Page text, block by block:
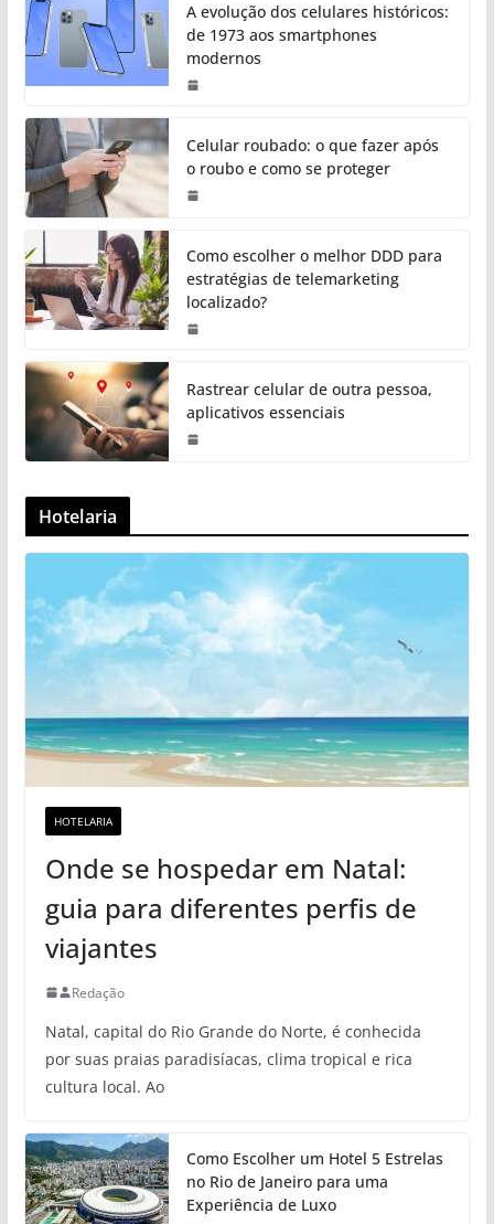
A evolução dos celulares históricos:
de 1973 aos smartphones
modernos
Celular roubado: o que fazer após
o roubo e como se proteger
Como escolher o melhor DDD para
estratégias de telemarketing
localizado?
Rastrear celular de outra pessoa,
aplicativos essenciais
Hotelaria
HOTELARIA
Onde se hospedar em Natal:
guia para diferentes perfis de
viajantes
Redação
Natal, capital do Rio Grande do Norte, é conhecida
por suas praias paradisíacas, clima tropical e rica
cultura local. Ao
Como Escolher um Hotel 5 Estrelas
no Rio de Janeiro para uma
Experiência de Luxo